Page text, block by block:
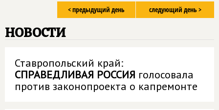
следующий день >
< предыдущий день
новости
Ставропольский край:
СПРАВЕДЛИВАЯ РОССИЯ голосовала
против законопроекта о капремонте